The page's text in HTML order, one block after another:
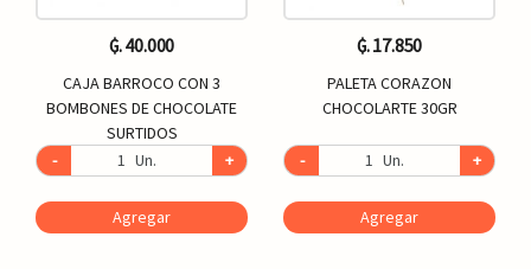
₲. 40.000
CAJA BARROCO CON 3
BOMBONES DE CHOCOLATE
SURTIDOS
-
Un. +
Agregar
₲. 17.850
PALETA CORAZON
CHOCOLARTE 30GR
- Un. +
Agregar